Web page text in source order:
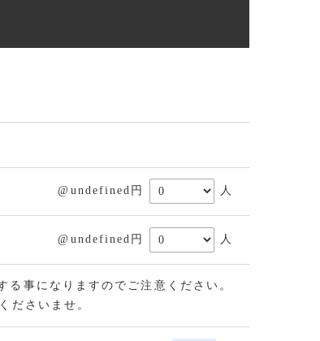
@undefined円 人
@undefined円 人
事になりますのでご注意ください。
ださいませ。